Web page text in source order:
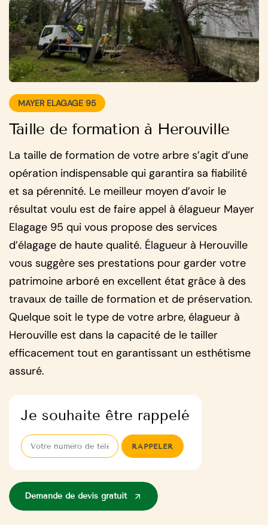
MAYER ELAGAGE 95
Taille de formation à Herouville
La taille de formation de votre arbre s’agit d’une
opération indispensable qui garantira sa fiabilité
et sa pérennité. Le meilleur moyen d’avoir le
résultat voulu est de faire appel à élagueur Mayer
Elagage 95 qui vous propose des services
d’élagage de haute qualité. Élagueur à Herouville
vous suggère ses prestations pour garder votre
patrimoine arboré en excellent état grâce à des
travaux de taille de formation et de préservation.
Quelque soit le type de votre arbre, élagueur à
Herouville est dans la capacité de le tailler
efficacement tout en garantissant un esthétisme
assuré.
Je souhaite être rappelé
Demande de devis gratuit